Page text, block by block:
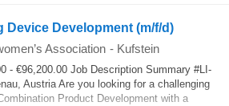
Device Development (m/f/d)
Association - Kufstein
- €96,200.00 Job Description Summary #LI-
Austria Are you looking for a challenging
Product Development with a